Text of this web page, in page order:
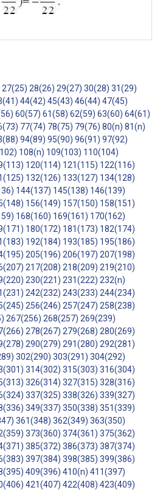
27(25) 28(26) 29(27) 30(28) 31(29)
44(42) 45(43) 46(44) 47(45)
60(57) 61(58) 62(59) 63(60) 64(61)
77(74) 78(75) 79(76) 80(n) 81(n)
94(89) 95(90) 96(91) 97(92)
108(n) 109(103) 110(104)
120(114) 121(115) 122(116)
132(126) 133(127) 134(128)
144(137) 145(138) 146(139)
156(149) 157(150) 158(151)
168(160) 169(161) 170(162)
180(172) 181(173) 182(174)
192(184) 193(185) 195(186)
205(196) 206(197) 207(198)
217(208) 218(209) 219(210)
230(221) 231(222) 232(n)
242(232) 243(233) 244(234)
256(246) 257(247) 258(238)
267(256) 268(257) 269(239)
278(267) 279(268) 280(269)
290(279) 291(280) 292(281)
302(290) 303(291) 304(292)
314(302) 315(303) 316(304)
326(314) 327(315) 328(316)
337(325) 338(326) 339(327)
349(337) 350(338) 351(339)
361(348) 362(349) 363(350)
373(360) 374(361) 375(362)
385(372) 386(373) 387(374)
397(384) 398(385) 399(386)
409(396) 410(n) 411(397)
421(407) 422(408) 423(409)